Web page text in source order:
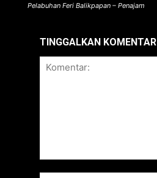
Pelabuhan Feri Balikpapan – Penajam
TINGGALKAN KOMENTAR